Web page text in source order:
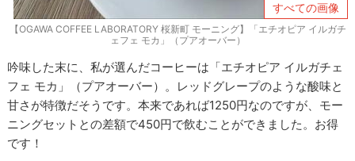
すべての画像
【OGAWA COFFEE LABORATORY 桜新町 モーニング】「エチオピア イルガチ
ェフェ モカ」（プアオーバー）
吟味した末に、私が選んだコーヒーは「エチオピア イルガチェ
フェ モカ」（プアオーバー）。レッドグレープのような酸味と
甘さが特徴だそうです。本来であれば1250円なのですが、モー
ニングセットとの差額で450円で飲むことができました。お得
です！